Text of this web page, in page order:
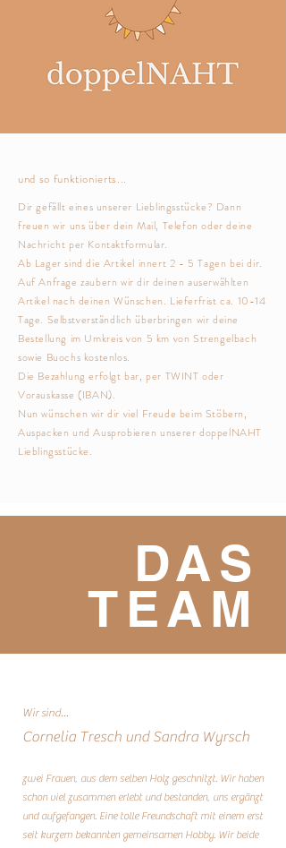
und so funktionierts...
Dir gefällt eines unserer Lieblingsstücke? Dann
freuen wir uns über dein Mail, Telefon oder deine
Nachricht per Kontaktformular.
Ab Lager sind die Artikel innert 2 - 5 Tagen bei dir.
Auf Anfrage zaubern wir dir deinen auserwählten
Artikel nach deinen Wünschen. Lieferfrist ca. 10-14
Tage. Selbstverständlich überbringen wir deine
Bestellung im Umkreis von 5 km von Strengelbach
sowie Buochs kostenlos.
Die Bezahlung erfolgt bar, per TWINT oder
Vorauskasse (IBAN).
Nun wünschen wir dir viel Freude beim Stöbern,
Auspacken und Ausprobieren unserer doppelNAHT
Lieblingsstücke.
DAS
TEAM
Wir sind...
Cornelia Tresch und Sandra Wyrsch
zwei Frauen, aus dem selben Holz geschnitzt. Wir haben
schon viel zusammen erlebt und bestanden, uns ergänzt
und aufgefangen. Eine tolle Freundschaft mit einem erst
seit kurzem bekannten gemeinsamen Hobby. Wir beide